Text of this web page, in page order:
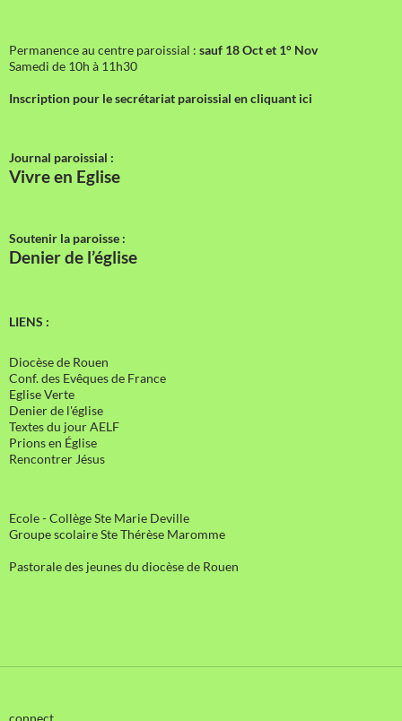
Permanence au centre paroissial : sauf 18 Oct et 1° Nov
Samedi de 10h à 11h30
Inscription pour le secrétariat paroissial en cliquant ici
Journal paroissial :
Vivre en Eglise
Soutenir la paroisse :
Denier de l’église
LIENS :
Diocèse de Rouen
Conf. des Evêques de France
Eglise Verte
Denier de l'église
Textes du jour AELF
Prions en Église
Rencontrer Jésus
Ecole - Collège Ste Marie Deville
Groupe scolaire Ste Thérèse Maromme
Pastorale des jeunes du diocèse de Rouen